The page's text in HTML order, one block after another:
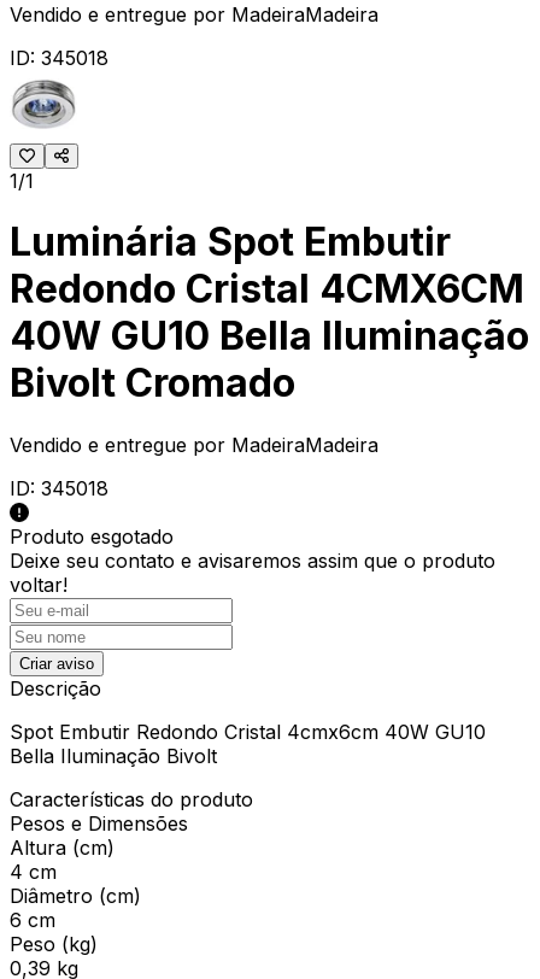
Vendido e entregue por MadeiraMadeira
ID: 345018
1/1
Luminária Spot Embutir
Redondo Cristal 4CMX6CM
40W GU10 Bella Iluminação
Bivolt Cromado
Vendido e entregue por MadeiraMadeira
ID: 345018
Produto esgotado
Deixe seu contato e avisaremos assim que o produto
voltar!
Criar aviso
Descrição
Spot Embutir Redondo Cristal 4cmx6cm 40W GU10
Bella Iluminação Bivolt
Características do produto
Pesos e Dimensões
Altura (cm)
4 cm
Diâmetro (cm)
6 cm
Peso (kg)
0,39 kg